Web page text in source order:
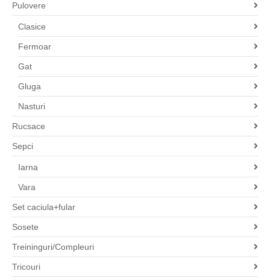
Pulovere
Clasice
Fermoar
Gat
Gluga
Nasturi
Rucsace
Sepci
Iarna
Vara
Set caciula+fular
Sosete
Treininguri/Compleuri
Tricouri